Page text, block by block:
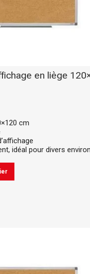
en liège
cm
idéal pour divers